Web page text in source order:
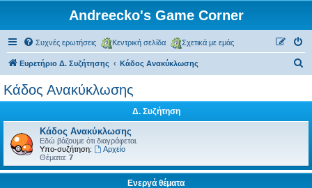
Andreecko's Game Corner
Συχνές ερωτήσεις Κεντρική σελίδα Σχετικά με εμάς
Ευρετήριο Δ. Συζήτησης Κάδος Ανακύκλωσης
Κάδος Ανακύκλωσης
Δ. Συζήτηση
Κάδος Ανακύκλωσης
Εδώ βάζουμε ότι διαγράφεται.
Υπο-συζήτηση:
Αρχείο
Θέματα: 7
Ενεργά θέματα